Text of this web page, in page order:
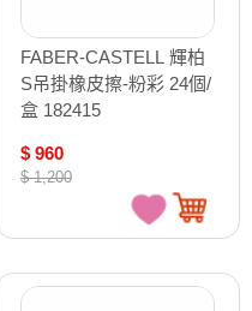
FABER-CASTELL 輝柏
S吊掛橡皮擦-粉彩 24個/
盒 182415
$ 960
$ 1,200